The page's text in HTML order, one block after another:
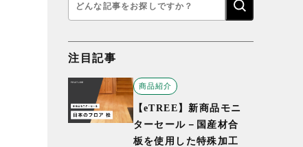
注目記事
商品紹介
【eTREE】新商品モニ
ターセール－国産材合
板を使用した特殊加工